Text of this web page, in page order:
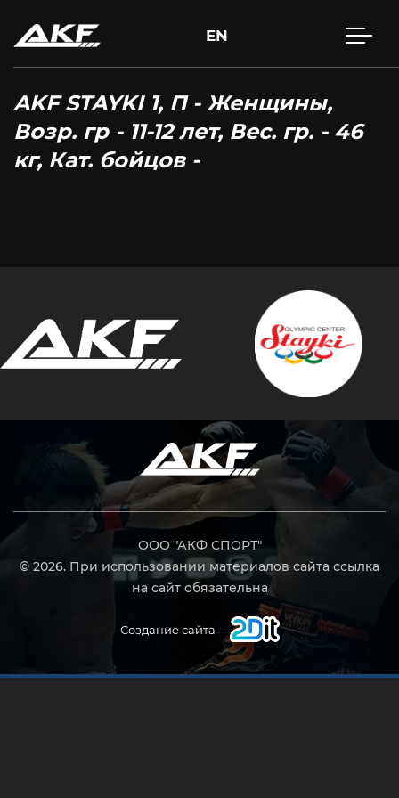
EN
AKF STAYKI 1, П - Женщины,
Возр. гр - 11-12 лет, Вес. гр. - 46
кг, Кат. бойцов -
ООО "АКФ СПОРТ"
© 2026. При использовании материалов сайта ссылка
на сайт обязательна
Создание сайта —